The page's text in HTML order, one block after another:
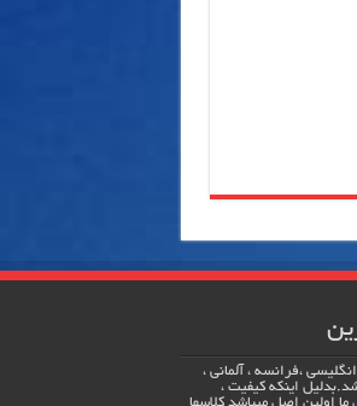
،فرانسه ، آلمانی ،
اینکه کیفیت ،
ما اولین اصل میباشد کلاسها